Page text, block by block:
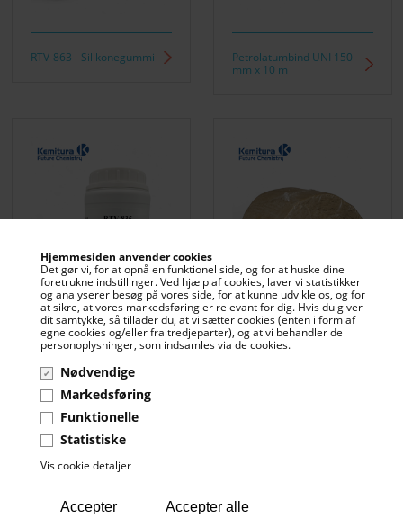
Hjemmesiden anvender cookies
Det gør vi, for at opnå en funktionel side, og for at huske dine
foretrukne indstillinger. Ved hjælp af cookies, laver vi statistikker
og analyserer besøg på vores side, for at kunne udvikle os, og for
at sikre, at vores markedsføring er relevant for dig. Hvis du giver
dit samtykke, så tillader du, at vi sætter cookies (enten i form af
egne cookies og/eller fra tredjeparter), og at vi behandler de
personoplysninger, som indsamles via de cookies.
Nødvendige
Markedsføring
Funktionelle
Statistiske
Vis cookie detaljer
RTV-863 - Silikonegummi
Petrolatumbind UNI 150
mm x 10 m
RTV-835 - Silikonegummi